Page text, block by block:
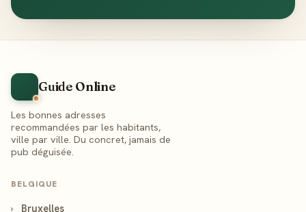
Guide Online
Les bonnes adresses
recommandées par les habitants,
ville par ville. Du concret, jamais de
pub déguisée.
BELGIQUE
›
Bruxelles